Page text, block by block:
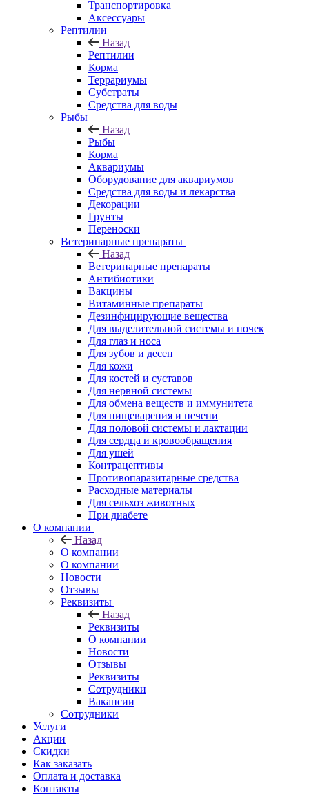
Транспортировка
Аксессуары
Рептилии
Назад
Рептилии
Корма
Террариумы
Субстраты
Средства для воды
Рыбы
Назад
Рыбы
Корма
Аквариумы
Оборудование для аквариумов
Средства для воды и лекарства
Декорации
Грунты
Переноски
Ветеринарные препараты
Назад
Ветеринарные препараты
Антибиотики
Вакцины
Витаминные препараты
Дезинфицирующие вещества
Для выделительной системы и почек
Для глаз и носа
Для зубов и десен
Для кожи
Для костей и суставов
Для нервной системы
Для обмена веществ и иммунитета
Для пищеварения и печени
Для половой системы и лактации
Для сердца и кровообращения
Для ушей
Контрацептивы
Противопаразитарные средства
Расходные материалы
Для сельхоз животных
При диабете
О компании
Назад
О компании
О компании
Новости
Отзывы
Реквизиты
Назад
Реквизиты
О компании
Новости
Отзывы
Реквизиты
Сотрудники
Вакансии
Сотрудники
Услуги
Акции
Скидки
Как заказать
Оплата и доставка
Контакты